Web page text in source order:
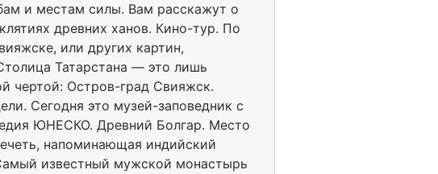
и местам силы. Вам расскажут о
древних ханов. Кино-тур. По
или других картин,
Татарстана — это лишь
чертой: Остров-град Свияжск.
Сегодня это музей-заповедник с
ЮНЕСКО. Древний Болгар. Место
напоминающая индийский
известный мужской монастырь